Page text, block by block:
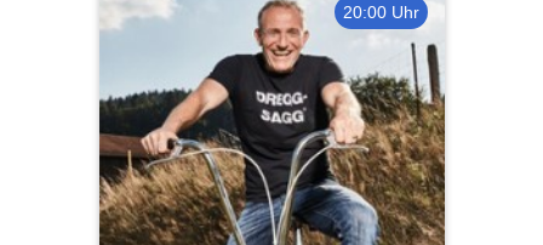
20:00 Uhr